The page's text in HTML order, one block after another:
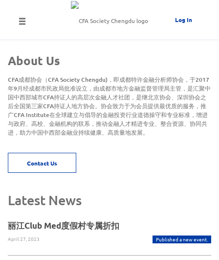
Log In
About Us
CFA成都协会（CFA Society Chengdu)，即成都特许金融分析师协会，于2017
年9月经成都市民政局批准设立，由成都市地方金融监督管理局主管，是汇聚中
国中西部城市CFA持证人的高层次金融人才社团，是继北京协会、深圳协会之
后全国第三家CFA持证人地方协会。协会致力于为会员提供最优质的服务，推
广CFA Institute在全球建立与倡导的金融投资行业道德操守和专业标准，增进
与政府、高校、金融机构的联系，推动金融人才精进专业、整合资源、协同共
进，助力中国中西部金融业持续健康、高质量地发展。
Contact Us
Latest News
丽江Club Med度假村专属折扣
April 27, 2023 Published a new event.